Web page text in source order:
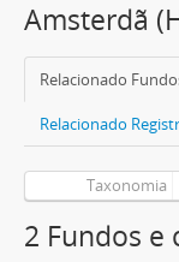
Amsterdã
Relacionado
Relacionado
Taxonomia
2 Fundos e